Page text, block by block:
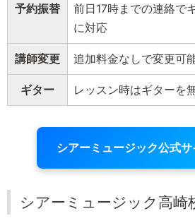
予約振替
前日17時までの連絡で
に対応
講師変更 追加料金なしで変更可
ギター レッスン時はギターを
シアーミュージック公式
シアーミュージック高崎